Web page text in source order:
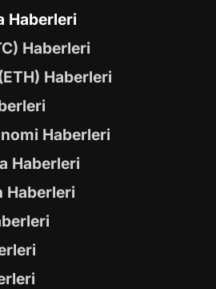
Haberleri
Haberleri
Haberleri
Haberleri
Haberleri
Haberleri